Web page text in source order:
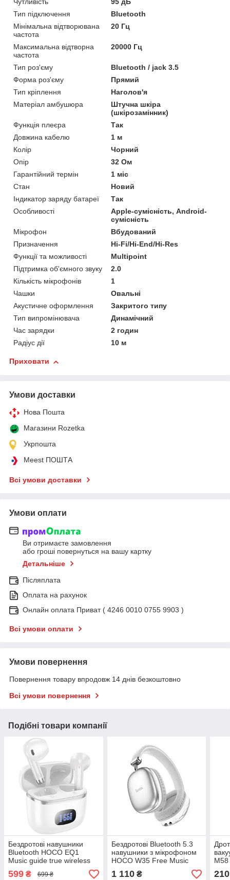
Тип підключення
Bluetooth
Мінімальна відтворювана
частота
20 Гц
Максимальна відтворна
частота
20000 Гц
Тип роз'єму
Bluetooth / jack 3.5
Форма роз'єму
Прямий
Тип кріплення
Наголов'я
Матеріал амбушюра
Штучна шкіра
(шкірозамінник)
Функція плеєра
Так
Довжина кабелю
1 м
Колір
Чорний
Опір
32 Ом
Гарантійний термін
1 міс
Стан
Новий
Індикатор заряду батареї
Так
Особливості
Apple-сумісність, Android-
сумісність
Мікрофон
Вбудований
Призначення
Hi-Fi/Hi-End/Hi-Res
Функції та можливості
Multipoint
Підтримка об'ємного звуку
2.0
Кількість мікрофонів
1
Чашки
Овальні
Акустичне оформлення
Закритого типу
Тип випромінювача
Динамічний
Час зарядки
2 годин
Радіус дії
10 м
Приховати
Умови доставки
Нова Пошта
Магазини Rozetka
Укрпошта
Meest ПОШТА
Всі умови доставки
Умови оплати
Ви отримаєте замовлення
або гроші повернуться на вашу картку
Детальніше
Післяплата
Оплата на рахунок
Онлайн оплата Приват ( 4246 0010 0755 9903 )
Всі умови оплати
Умови повернення
Повернення товару впродовж 14 днів безкоштовно
Всі умови повернення
Подібні товари компанії
Бездротові навушники
Bluetooth HOCO EQ1
Music guide true wireless
BT 5.3 Білі
599 ₴ 699 ₴
Бездротові Bluetooth 5.3
навушники з мікрофоном
HOCO W35 Free Music
Сірі
1 110₴
M58
210